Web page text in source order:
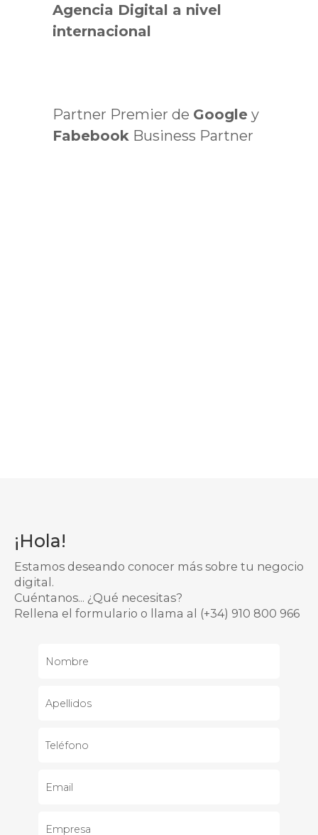
Agencia Digital a nivel
internacional
Partner Premier de Google y
Fabebook Business Partner
¡Hola!
Estamos deseando conocer más sobre tu negocio
digital.
Cuéntanos... ¿Qué necesitas?
Rellena el formulario o llama al (+34) 910 800 966